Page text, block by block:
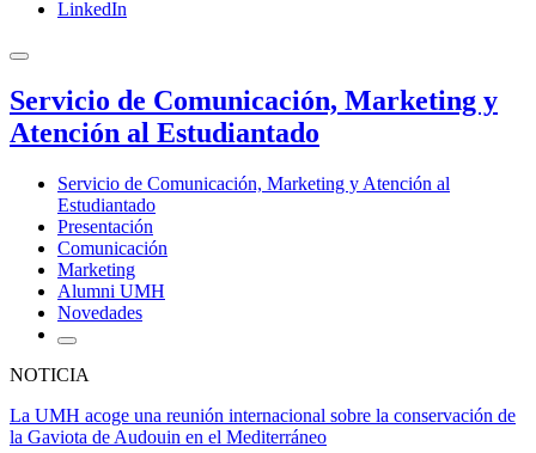
LinkedIn
Servicio de Comunicación, Marketing y
Atención al Estudiantado
Servicio de Comunicación, Marketing y Atención al
Estudiantado
Presentación
Comunicación
Marketing
Alumni UMH
Novedades
NOTICIA
La UMH acoge una reunión internacional sobre la conservación de
la Gaviota de Audouin en el Mediterráneo